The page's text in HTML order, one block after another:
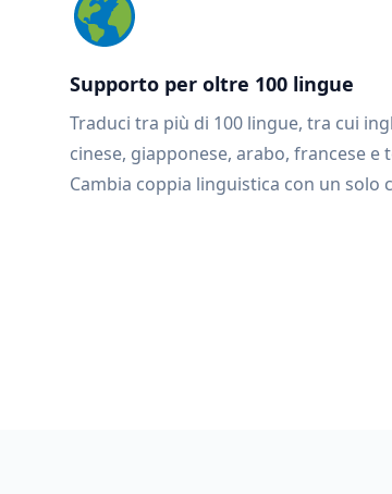
Supporto per oltre 100 lingue
Traduci tra più di 100 lingue, tra cui
cinese, giapponese, arabo, francese e
Cambia coppia linguistica con un solo